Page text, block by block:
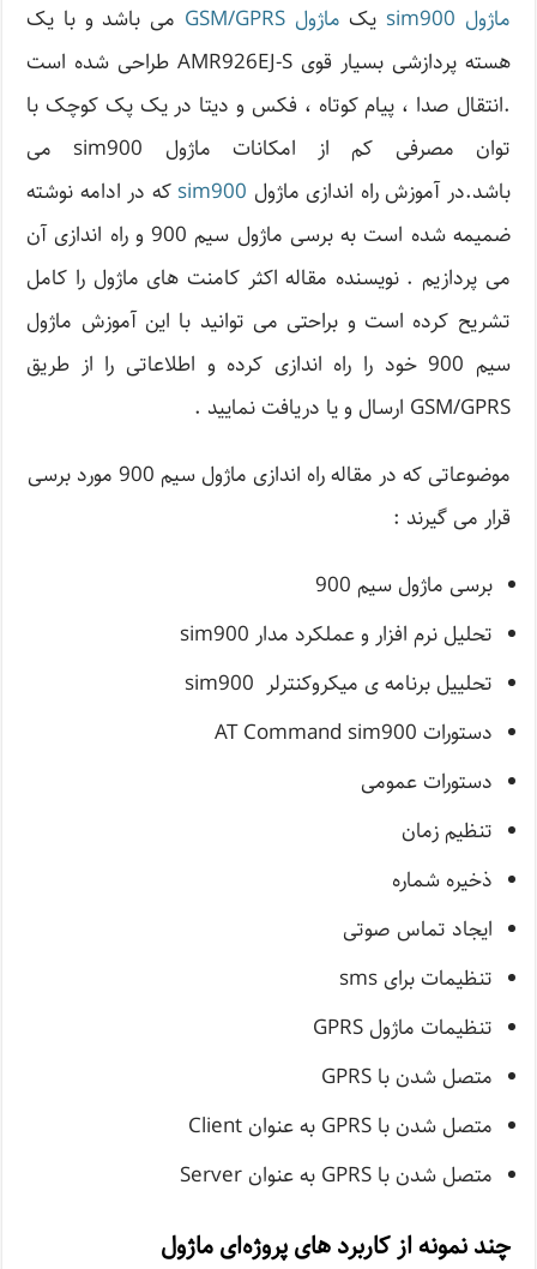
ماژول sim900 یک ماژول GSM/GPRS
می باشد و با یک
هسته پردازشی بسیار قوی AMR926EJ-S طراحی شده است
.انتقال صدا ، پیام کوتاه ، فکس و دیتا در یک پک کوچک با
توان مصرفی کم از امکانات ماژول sim900 می
باشد.در آموزش راه اندازی ماژول sim900 که در ادامه نوشته
ضمیمه شده است به برسی ماژول سیم 900 و راه اندازی آن
می پردازیم . نویسنده مقاله اکثر کامنت های ماژول را کامل
تشریح کرده است و براحتی می توانید با این آموزش ماژول
سیم 900 خود را راه اندازی کرده و اطلاعاتی را از طریق
GSM/GPRS ارسال و یا دریافت نمایید .
موضوعاتی که در مقاله راه اندازی ماژول سیم 900 مورد برسی
قرار می گیرند :
برسی ماژول سیم 900
تحلیل نرم افزار و عملکرد مدار sim900
تحلییل برنامه ی میکروکنترلر sim900
دستورات AT Command sim900
دستورات عمومی
تنظیم زمان
ذخیره شماره
ایجاد تماس صوتی
تنظیمات برای sms
تنظیمات ماژول GPRS
متصل شدن با GPRS
متصل شدن با GPRS به عنوان Client
متصل شدن با GPRS به عنوان Server
چند نمونه از کاربرد های پروژه‌ای ماژول